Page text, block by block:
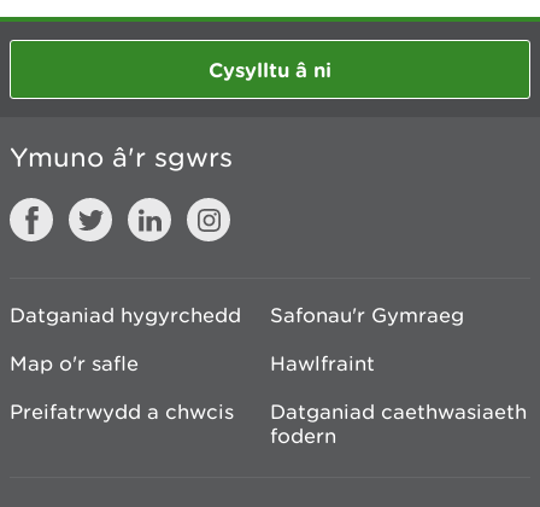
Cysylltu â ni
Ymuno â'r sgwrs
Datganiad hygyrchedd
Safonau'r Gymraeg
Map o'r safle
Hawlfraint
Preifatrwydd a chwcis
Datganiad caethwasiaeth
fodern